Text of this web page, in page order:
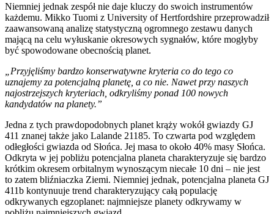
Niemniej jednak zespół nie daje kluczy do swoich instrumentów
każdemu. Mikko Tuomi z University of Hertfordshire przeprowadził
zaawansowaną analizę statystyczną ogromnego zestawu danych
mającą na celu wyłuskanie okresowych sygnałów, które mogłyby
być spowodowane obecnością planet.
„Przyjęliśmy bardzo konserwatywne kryteria co do tego co
uznajemy za potencjalną planetę, a co nie. Nawet przy naszych
najostrzejszych kryteriach, odkryliśmy ponad 100 nowych
kandydatów na planety.”
Jedna z tych prawdopodobnych planet krąży wokół gwiazdy GJ
411 znanej także jako Lalande 21185. To czwarta pod względem
odłegłości gwiazda od Słońca. Jej masa to około 40% masy Słońca.
Odkryta w jej pobliżu potencjalna planeta charakteryzuje się bardzo
krótkim okresem orbitalnym wynoszącym niecałe 10 dni – nie jest
to zatem bliźniaczka Ziemi. Niemniej jednak, potencjalna planeta GJ
411b kontynuuje trend charakteryzujący całą populację
odkrywanych egzoplanet: najmniejsze planety odkrywamy w